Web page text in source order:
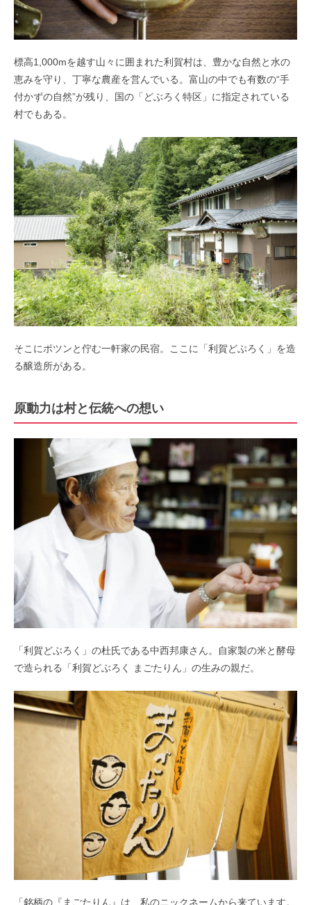
標高1,000mを越す山々に囲まれた利賀村は、豊かな自然と水の
恵みを守り、丁寧な農産を営んでいる。富山の中でも有数の“手
付かずの自然”が残り、国の「どぶろく特区」に指定されている
村でもある。
そこにポツンと佇む一軒家の民宿。ここに「利賀どぶろく」を造
る醸造所がある。
原動力は村と伝統への想い
「利賀どぶろく」の杜氏である中西邦康さん。自家製の米と酵母
で造られる「利賀どぶろく まごたりん」の生みの親だ。
「銘柄の『まごたりん』は、私のニックネームから来ています。